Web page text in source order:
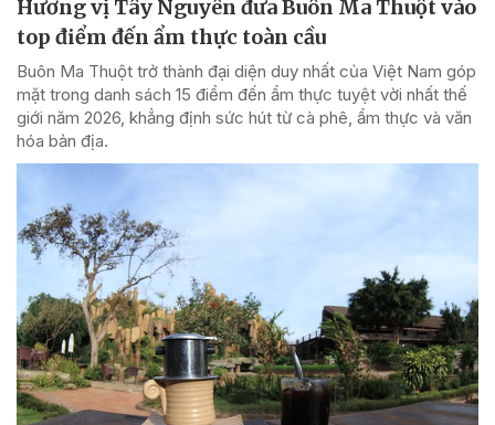
Hương vị Tây Nguyên đưa Buôn Ma Thuột vào
top điểm đến ẩm thực toàn cầu
Buôn Ma Thuột trở thành đại diện duy nhất của Việt Nam góp
mặt trong danh sách 15 điểm đến ẩm thực tuyệt vời nhất thế
giới năm 2026, khẳng định sức hút từ cà phê, ẩm thực và văn
hóa bản địa.